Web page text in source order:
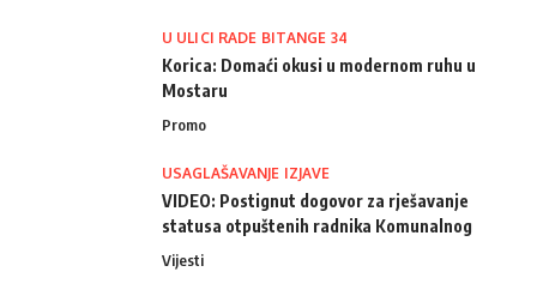
U ULICI RADE BITANGE 34
Korica: Domaći okusi u modernom ruhu u
Mostaru
Promo
USAGLAŠAVANJE IZJAVE
VIDEO: Postignut dogovor za rješavanje
statusa otpuštenih radnika Komunalnog
Vijesti